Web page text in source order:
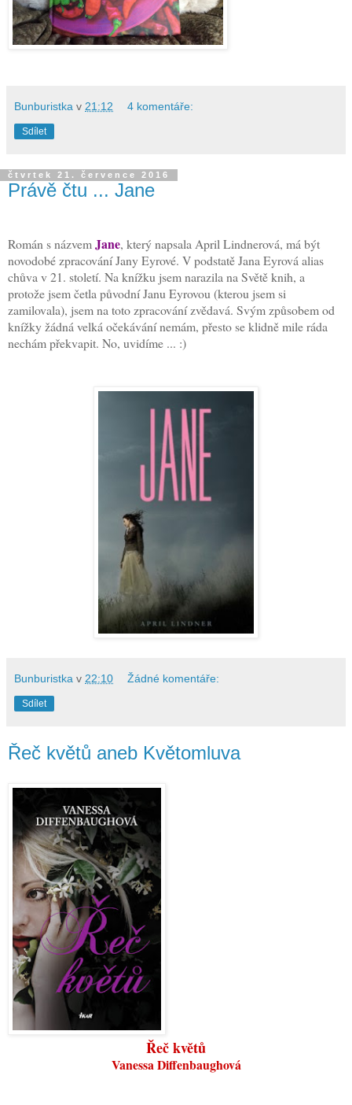
Bunburistka v 21:12 4 komentáře:
Sdílet
čtvrtek 21. července 2016
Právě čtu ... Jane
Román s názvemJane, který napsala April Lindnerová, má být
novodobé zpracování Jany Eyrové. V podstatě Jana Eyrová alias
chůva v 21. století. Na knížku jsem narazila na Světě knih, a
protože jsem četla původní Janu Eyrovou (kterou jsem si
zamilovala), jsem na toto zpracování zvědavá. Svým způsobem od
knížky žádná velká očekávání nemám, přesto se klidně mile ráda
nechám překvapit. No, uvidíme ... :)
Bunburistka v 22:10 Žádné komentáře:
Sdílet
Řeč květů aneb Květomluva
Řeč květů
Vanessa Diffenbaughová